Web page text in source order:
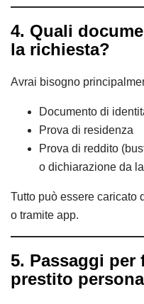
4. Quali
la richiesta?
Avrai bisogno
Documento di
Prova di residenza
Prova di reddito
o dichiarazione da
Tutto può essere caricato
o tramite app.
5. Passaggi per
prestito